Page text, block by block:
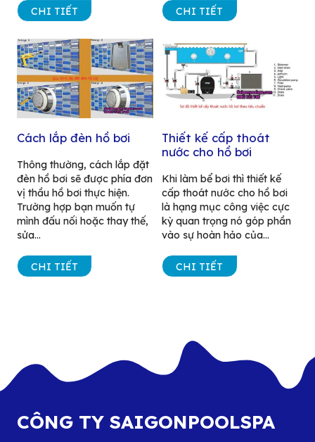
CHI TIẾT CHI TIẾT
Cách lắp đèn hồ bơi
Thông thường, cách lắp đặt
đèn hồ bơi sẽ được phía đơn
vị thầu hồ bơi thực hiện.
Trường hợp bạn muốn tự
mình đấu nối hoặc thay thế,
sửa...
CHI TIẾT
Thiết kế cấp thoát
nước cho hồ bơi
Khi làm bể bơi thì thiết kế
cấp thoát nước cho hồ bơi
là hạng mục công việc cực
kỳ quan trọng nó góp phần
vào sự hoàn hảo của...
CHI TIẾT
CÔNG TY SAIGONPOOLSPA